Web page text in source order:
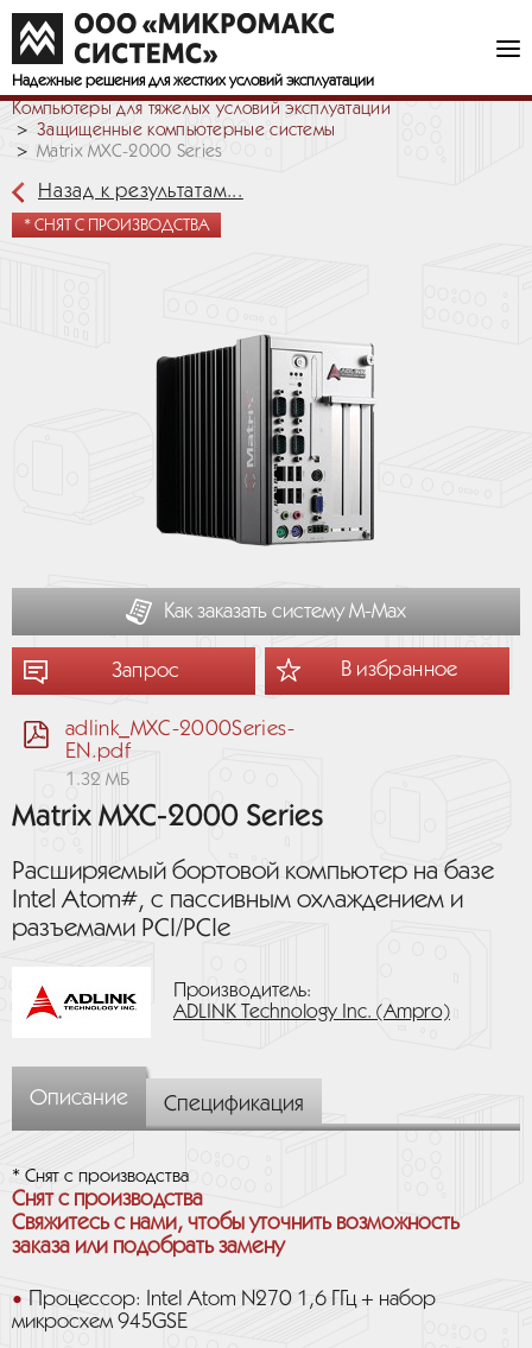
Надежные решения для жестких условий эксплуатации
Компьютеры для тяжелых условий эксплуатации
Защищенные компьютерные системы
Matrix MXC-2000 Series
Назад к результатам...
* СНЯТ С ПРОИЗВОДСТВА
Как заказать систему М-Мах
Запрос В избранное
adlink_MXC-2000Series-
EN.pdf
1.32 МБ
Matrix MXC-2000 Series
Расширяемый бортовой компьютер на базе
Intel Atom#, с пассивным охлаждением и
разъемами PCI/PCIe
Производитель:
ADLINK Technology Inc. (Ampro)
Описание Спецификация
* Снят с производства
Снят с производства
Свяжитесь с нами, чтобы уточнить возможность
заказа или подобрать замену
Процессор: Intel Atom N270 1,6 ГГц + набор
микросхем 945GSE